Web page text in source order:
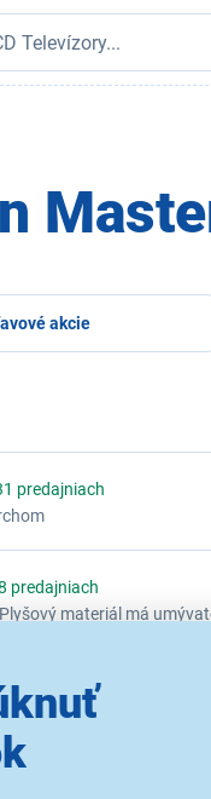
akcie
predajniach
predajniach
materiál má
predajniach
materiál má
produkty